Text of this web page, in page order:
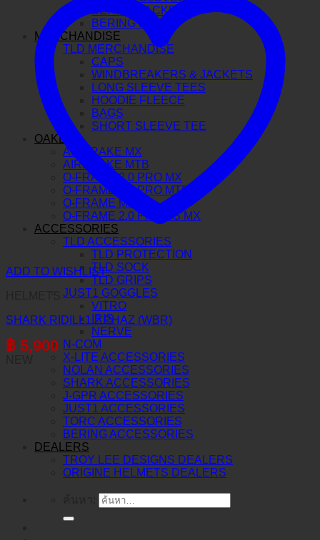
BERING JACKETS
BERING PANTS
MERCHANDISE
TLD MERCHANDISE
CAPS
WINDBREAKERS & JACKETS
LONG SLEEVE TEES
HOODIE FLEECE
BAGS
SHORT SLEEVE TEE
OAKLEY
AIRBRAKE MX
AIRBRAKE MTB
O-FRAME 2.0 PRO MX
O-FRAME 2.0 PRO MTB
O-FRAME MX
O-FRAME 2.0 PRO XS MX
ACCESSORIES
TLD ACCESSORIES
TLD PROTECTION
TLD SOCK
TLD GRIPS
JUST1 GOGGLES
VITRO
IRIS
NERVE
N-COM
X-LITE ACCESSORIES
NOLAN ACCESSORIES
SHARK ACCESSORIES
J-GPR ACCESSORIES
JUST1 ACCESSORIES
TORC ACCESSORIES
BERING ACCESSORIES
DEALERS
TROY LEE DESIGNS DEALERS
ORIGINE HELMETS DEALERS
ADD TO WISHLIST
SHARK RIDILL1.2 PHAZ (WBR)
฿ 5,900